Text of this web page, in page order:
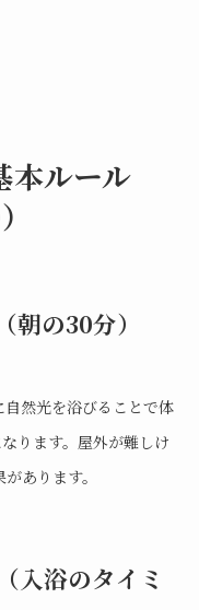
本ルール
の30分）
然光を浴びることで体
ります。屋外が難しけ
あります。
入浴のタイミ